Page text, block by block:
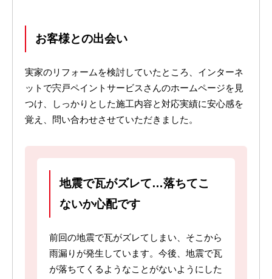
お客様との出会い
実家のリフォームを検討していたところ、インターネ
ットで宍戸ペイントサービスさんのホームページを見
つけ、しっかりとした施工内容と対応実績に安心感を
覚え、問い合わせさせていただきました。
地震で瓦がズレて…落ちてこ
ないか心配です
前回の地震で瓦がズレてしまい、そこから
雨漏りが発生しています。今後、地震で瓦
が落ちてくるようなことがないようにした